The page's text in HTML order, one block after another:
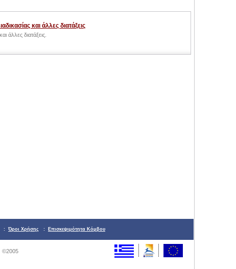
και άλλες διατάξεις
άλλες διατάξεις.
: Όροι Χρήσης : Επισκεψιμότητα Κόμβου
©2005